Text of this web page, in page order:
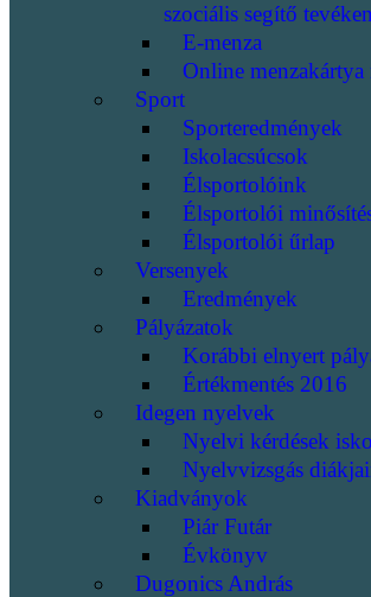
szociális segítő
E-menza
Online menzakártya
Sport
Sporteredmények
Iskolacsúcsok
Élsportolóink
Élsportolói
Élsportolói űrlap
Versenyek
Eredmények
Pályázatok
Korábbi elnyert
Értékmentés 2016
Idegen nyelvek
Nyelvi kérdések
Nyelvvizsgás
Kiadványok
Piár Futár
Évkönyv
Dugonics András